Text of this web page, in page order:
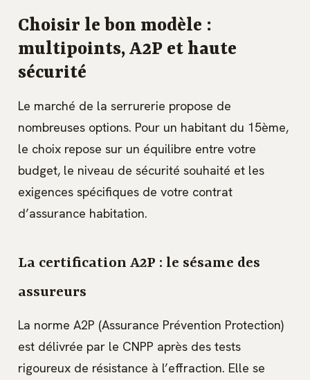
Choisir le bon modèle :
multipoints, A2P et haute
sécurité
Le marché de la serrurerie propose de
nombreuses options. Pour un habitant du 15ème,
le choix repose sur un équilibre entre votre
budget, le niveau de sécurité souhaité et les
exigences spécifiques de votre contrat
d’assurance habitation.
La certification A2P : le sésame des
assureurs
La norme A2P (Assurance Prévention Protection)
est délivrée par le CNPP après des tests
rigoureux de résistance à l’effraction. Elle se